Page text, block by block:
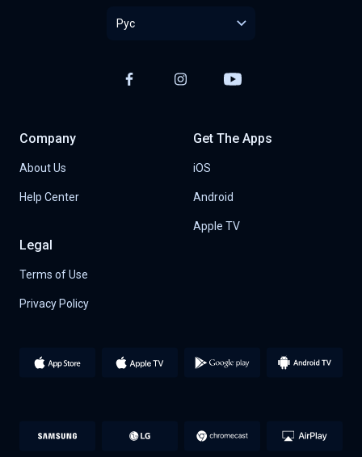
Рус
Company
About Us
Help Center
Get The Apps
iOS
Android
Apple TV
Legal
Terms of Use
Privacy Policy